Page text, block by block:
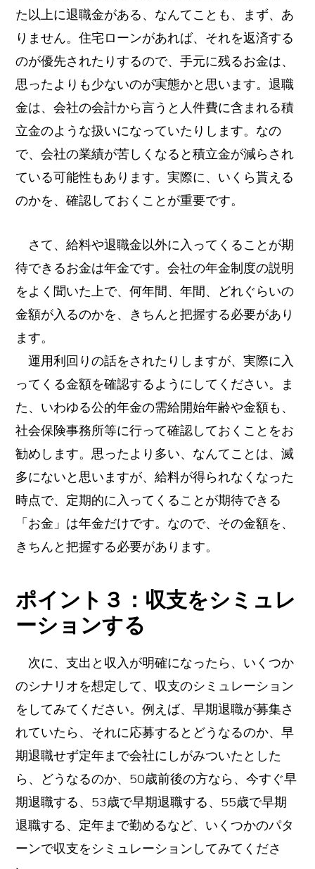
た以上に退職金がある、なんてことも、まず、あ
りません。住宅ローンがあれば、それを返済する
のが優先されたりするので、手元に残るお金は、
思ったよりも少ないのが実態かと思います。退職
金は、会社の会計から言うと人件費に含まれる積
立金のような扱いになっていたりします。なの
で、会社の業績が苦しくなると積立金が減らされ
ている可能性もあります。実際に、いくら貰える
のかを、確認しておくことが重要です。
さて、給料や退職金以外に入ってくることが期
待できるお金は年金です。会社の年金制度の説明
をよく聞いた上で、何年間、年間、どれぐらいの
金額が入るのかを、きちんと把握する必要があり
ます。
運用利回りの話をされたりしますが、実際に入
ってくる金額を確認するようにしてください。ま
た、いわゆる公的年金の需給開始年齢や金額も、
社会保険事務所等に行って確認しておくことをお
勧めします。思ったより多い、なんてことは、滅
多にないと思いますが、給料が得られなくなった
時点で、定期的に入ってくることが期待できる
「お金」は年金だけです。なので、その金額を、
きちんと把握する必要があります。
ポイント３：収支をシミュレ
ーションする
次に、支出と収入が明確になったら、いくつか
のシナリオを想定して、収支のシミュレーション
をしてみてください。例えば、早期退職が募集さ
れていたら、それに応募するとどうなるのか、早
期退職せず定年まで会社にしがみついたとした
ら、どうなるのか、50歳前後の方なら、今すぐ早
期退職する、53歳で早期退職する、55歳で早期
退職する、定年まで勤めるなど、いくつかのパタ
ーンで収支をシミュレーションしてみてくださ